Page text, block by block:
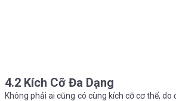
4.2 Kích Cỡ Đa Dạng
Không phải ai cũng có cùng kích cỡ cơ thể,